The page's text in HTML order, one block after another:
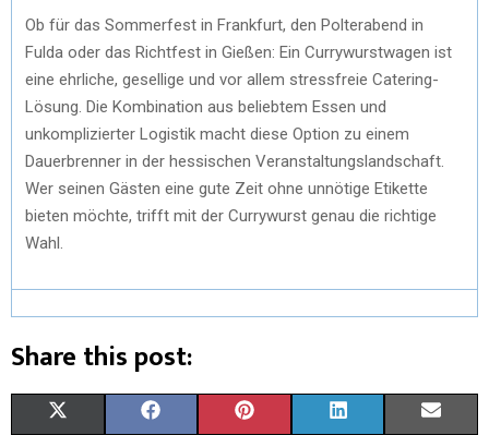
Ob für das Sommerfest in Frankfurt, den Polterabend in
Fulda oder das Richtfest in Gießen: Ein Currywurstwagen ist
eine ehrliche, gesellige und vor allem stressfreie Catering-
Lösung. Die Kombination aus beliebtem Essen und
unkomplizierter Logistik macht diese Option zu einem
Dauerbrenner in der hessischen Veranstaltungslandschaft.
Wer seinen Gästen eine gute Zeit ohne unnötige Etikette
bieten möchte, trifft mit der Currywurst genau die richtige
Wahl.
Share this post: